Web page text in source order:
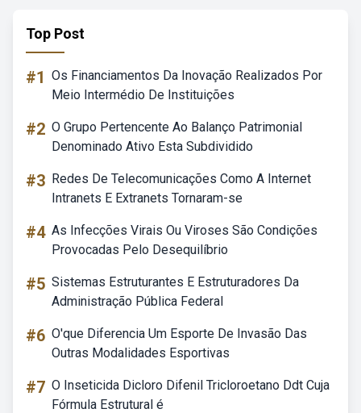
Top Post
#1 Os Financiamentos Da Inovação Realizados Por
Meio Intermédio De Instituições
#2 O Grupo Pertencente Ao Balanço Patrimonial
Denominado Ativo Esta Subdividido
#3 Redes De Telecomunicações Como A Internet
Intranets E Extranets Tornaram-se
#4 As Infecções Virais Ou Viroses São Condições
Provocadas Pelo Desequilíbrio
#5 Sistemas Estruturantes E Estruturadores Da
Administração Pública Federal
#6 O'que Diferencia Um Esporte De Invasão Das
Outras Modalidades Esportivas
#7 O Inseticida Dicloro Difenil Tricloroetano Ddt Cuja
Fórmula Estrutural é